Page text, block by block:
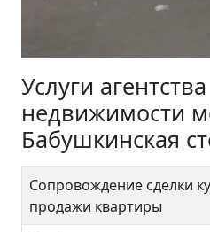
Услуги агентства
недвижимости
Бабушкинская
Сопровождение сделки
продажи квартиры